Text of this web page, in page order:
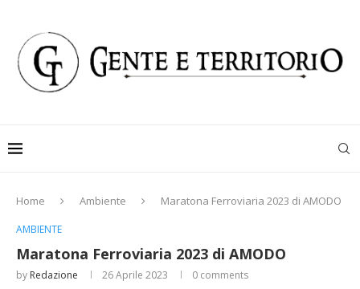
Home Ambiente Maratona Ferroviaria 2023 di AMODO
AMBIENTE
Maratona Ferroviaria 2023 di AMODO
by Redazione 26 Aprile 2023 0 comments